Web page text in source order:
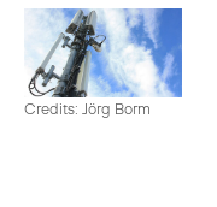
Credits: Jörg Borm